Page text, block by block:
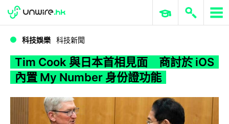
WWDC 2026 ERP 與商業 AI
科技娛樂 科技新聞
Tim Cook 與日本首相見面 商討於 iOS
內置 My Number 身份證功能